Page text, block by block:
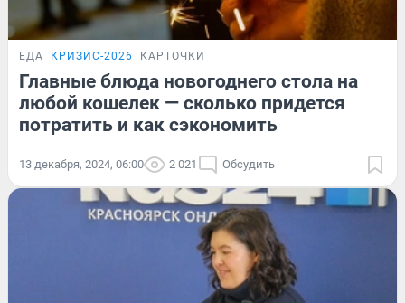
ЕДА КРИЗИС-2026 КАРТОЧКИ
Главные блюда новогоднего стола на
любой кошелек — сколько придется
потратить и как сэкономить
13 декабря, 2024, 06:00 2 021 Обсудить